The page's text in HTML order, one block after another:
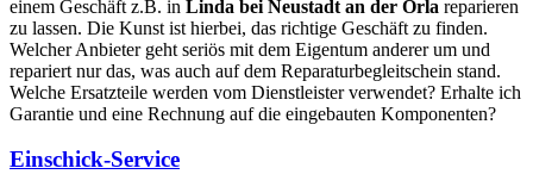
einem Geschäft z.B. in Linda bei Neustadt an der Orla reparieren
zu lassen. Die Kunst ist hierbei, das richtige Geschäft zu finden.
Welcher Anbieter geht seriös mit dem Eigentum anderer um und
repariert nur das, was auch auf dem Reparaturbegleitschein stand.
Welche Ersatzteile werden vom Dienstleister verwendet? Erhalte ich
Garantie und eine Rechnung auf die eingebauten Komponenten?
Einschick-Service